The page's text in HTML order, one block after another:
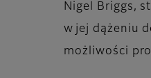
Nigel Briggs,
w jej dążeniu
możliwości